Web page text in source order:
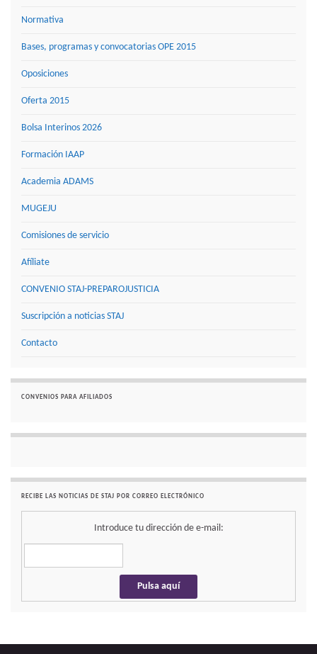
Normativa
Bases, programas y convocatorias OPE 2015
Oposiciones
Oferta 2015
Bolsa Interinos 2026
Formación IAAP
Academia ADAMS
MUGEJU
Comisiones de servicio
Afíliate
CONVENIO STAJ-PREPAROJUSTICIA
Suscripción a noticias STAJ
Contacto
CONVENIOS PARA AFILIADOS
RECIBE LAS NOTICIAS DE STAJ POR CORREO ELECTRÓNICO
Introduce tu dirección de e-mail: